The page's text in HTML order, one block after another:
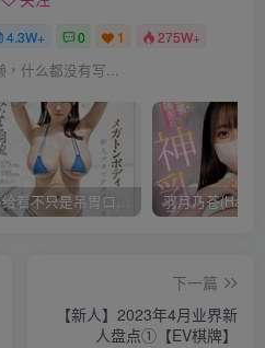
4.3W+ 0 1 275W+
，什么都没有写...
不给看不只是吊胃口！K奶的みなと羽琉(凑羽琉)原来是无码妹「水原圣子」？【EV棋牌】
下一篇
【新人】2023年4月业界新
人盘点①【EV棋牌】